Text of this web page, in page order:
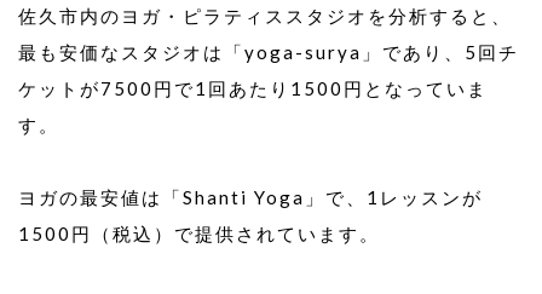
佐久市内のヨガ・ピラティススタジオを分析すると、
最も安価なスタジオは「yoga-surya」であり、5回チ
ケットが7500円で1回あたり1500円となっていま
す。
ヨガの最安値は「Shanti Yoga」で、1レッスンが
1500円（税込）で提供されています。